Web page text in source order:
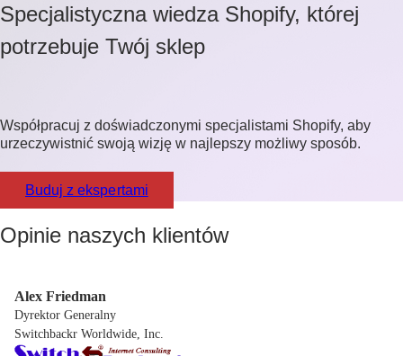
Specjalistyczna wiedza Shopify, której
potrzebuje Twój sklep
Współpracuj z doświadczonymi specjalistami Shopify, aby
urzeczywistnić swoją wizję w najlepszy możliwy sposób.
Buduj z ekspertami
Opinie naszych klientów
Alex Friedman
Dyrektor Generalny
Switchbackr Worldwide, Inc.